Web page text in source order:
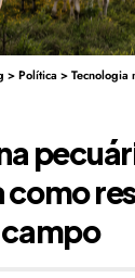
>Política>Tecnologia na pecuária